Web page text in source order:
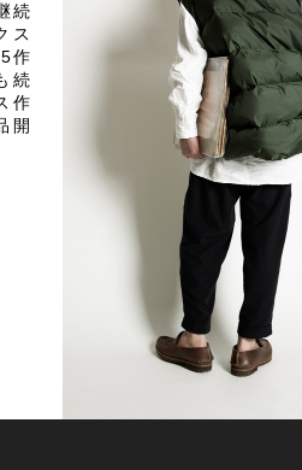
続
ス
作
続
作
開